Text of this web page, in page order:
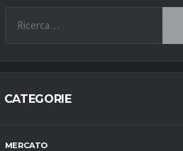
CATEGORIE
MERCATO